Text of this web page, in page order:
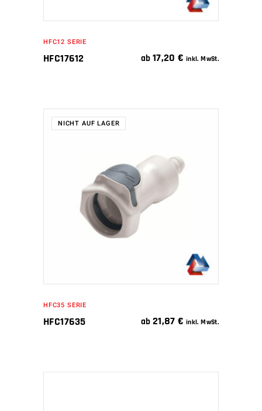
HFC12 SERIE
HFC17612 ab 17,20€ inkl. MwSt.
NICHT AUF LAGER
WEITERLESEN
HFC35 SERIE
HFC17635 ab 21,87€ inkl. MwSt.